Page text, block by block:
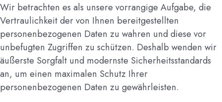
Wir betrachten es als unsere vorrangige Aufgabe, die
Vertraulichkeit der von Ihnen bereitgestellten
personenbezogenen Daten zu wahren und diese vor
unbefugten Zugriffen zu schützen. Deshalb wenden wir
äußerste Sorgfalt und modernste Sicherheitsstandards
an, um einen maximalen Schutz Ihrer
personenbezogenen Daten zu gewährleisten.